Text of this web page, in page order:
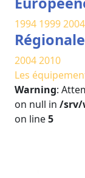
1994 19992004
20042010
Les
Warning:
on null in /srv/
on line5